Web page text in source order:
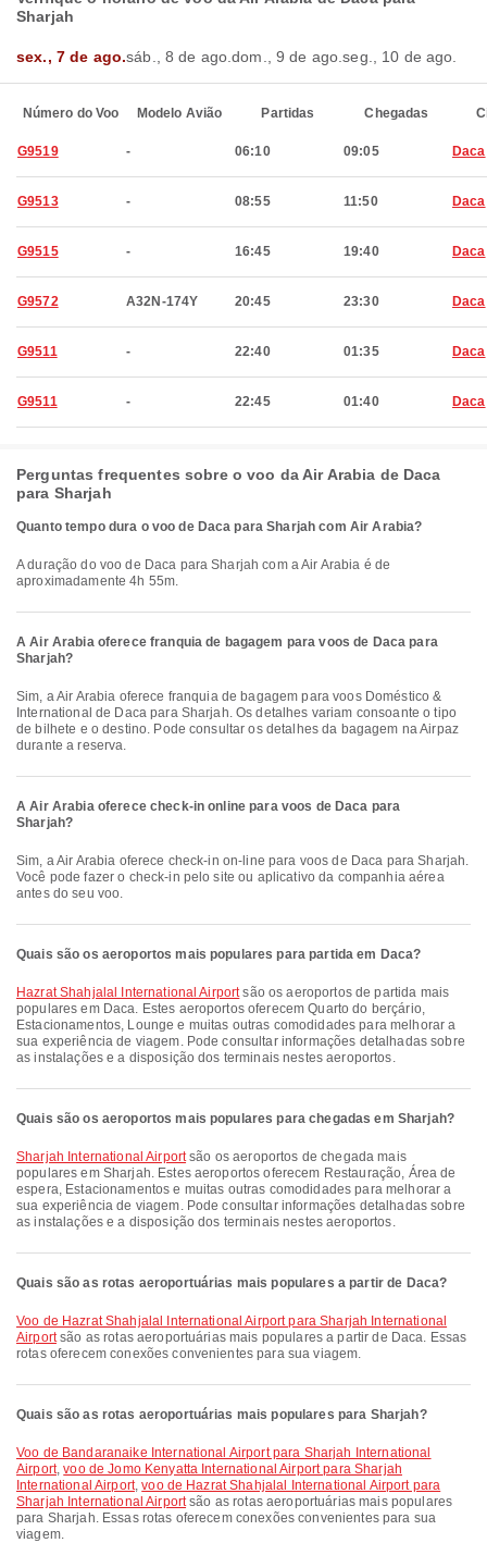
Sharjah
sex., 7 de ago.sáb., 8 de ago.dom., 9 de ago.seg., 10 de ago.
Número do Voo Modelo Avião Partidas Chegadas
G9519 - 06:10 09:05 Daca
G9513 - 08:55 11:50 Daca
G9515 - 16:45 19:40 Daca
G9572 A32N-174Y 20:45 23:30 Daca
G9511 - 22:40 01:35 Daca
G9511 - 22:45 01:40 Daca
Perguntas frequentes sobre o voo da Air Arabia de Daca
para Sharjah
Quanto tempo dura o voo de Daca para Sharjah com Air Arabia?
A duração do voo de Daca para Sharjah com a Air Arabia é de
aproximadamente 4h 55m.
A Air Arabia oferece franquia de bagagem para voos de Daca para
Sharjah?
Sim, a Air Arabia oferece franquia de bagagem para voos Doméstico &
International de Daca para Sharjah. Os detalhes variam consoante o tipo
de bilhete e o destino. Pode consultar os detalhes da bagagem na Airpaz
durante a reserva.
A Air Arabia oferece check-in online para voos de Daca para
Sharjah?
Sim, a Air Arabia oferece check-in on-line para voos de Daca para Sharjah.
Você pode fazer o check-in pelo site ou aplicativo da companhia aérea
antes do seu voo.
Quais são os aeroportos mais populares para partida em Daca?
Hazrat Shahjalal International Airportsão os aeroportos de partida mais
populares em Daca. Estes aeroportos oferecem Quarto do berçário,
Estacionamentos, Lounge e muitas outras comodidades para melhorar a
sua experiência de viagem. Pode consultar informações detalhadas sobre
as instalações e a disposição dos terminais nestes aeroportos.
Quais são os aeroportos mais populares para chegadas em Sharjah?
Sharjah International Airportsão os aeroportos de chegada mais
populares em Sharjah. Estes aeroportos oferecem Restauração, Área de
espera, Estacionamentos e muitas outras comodidades para melhorar a
sua experiência de viagem. Pode consultar informações detalhadas sobre
as instalações e a disposição dos terminais nestes aeroportos.
Quais são as rotas aeroportuárias mais populares a partir de Daca?
voo de Hazrat Shahjalal International Airport para Sharjah International
Airportsão as rotas aeroportuárias mais populares a partir de Daca. Essas
rotas oferecem conexões convenientes para sua viagem.
Quais são as rotas aeroportuárias mais populares para Sharjah?
voo de Bandaranaike International Airport para Sharjah International
Airport,voo de Jomo Kenyatta International Airport para Sharjah
International Airport,voo de Hazrat Shahjalal International Airport para
Sharjah International Airportsão as rotas aeroportuárias mais populares
para Sharjah. Essas rotas oferecem conexões convenientes para sua
viagem.